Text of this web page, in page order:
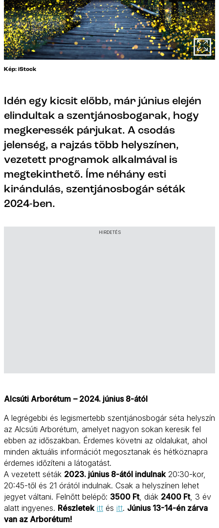
Kép: iStock
Idén egy kicsit előbb, már június elején
elindultak a szentjánosbogarak, hogy
megkeressék párjukat. A csodás
jelenség, a rajzás több helyszínen,
vezetett programok alkalmával is
megtekinthető. Íme néhány esti
kirándulás, szentjánosbogár séták
2024-ben.
HIRDETÉS
Alcsúti Arborétum – 2024. június 8-ától
A legrégebbi és legismertebb szentjánosbogár séta helyszín
az Alcsúti Arborétum, amelyet nagyon sokan keresik fel
ebben az időszakban. Érdemes követni az oldalukat, ahol
minden aktuális információt megosztanak és hétköznapra
érdemes időzíteni a látogatást.
A vezetett séták 2023. június 8-ától indulnak 20:30-kor,
20:45-től és 21 órától indulnak. Csak a helyszínen lehet
jegyet váltani. Felnőtt belépő: 3500 Ft, diák 2400 Ft, 3 év
alatt ingyenes. Részletek itt és itt. Június 13-14-én zárva
van az Arborétum!